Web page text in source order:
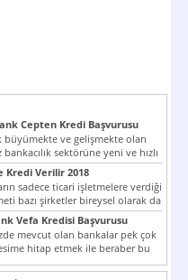
Cepten Kredi Başvurusu
8444
büyümekte ve gelişmekte olan
sektörüne yeni ve hızlı
olan...
Kredi Verilir 2018
sadece ticari işletmelere verdiği
bazı şirketler bireysel olarak da
Senetle kredi...
Vefa Kredisi Başvurusu
mevcut olan bankalar pek çok
hitap etmek ile beraber bu
son...